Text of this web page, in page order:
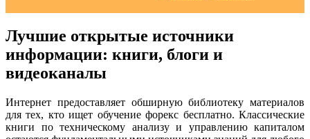
Лучшие открытые источники
информации: книги, блоги и
видеоканалы
Интернет предоставляет обширную библиотеку материалов
для тех, кто ищет обучение форекс бесплатно. Классические
книги по техническому анализу и управлению капиталом